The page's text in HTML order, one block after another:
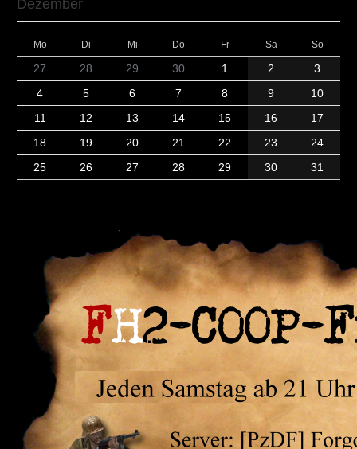
Dezember
Mo Di Mi Do Fr Sa So
27 28 29 30 1 2
3
4
5 6 7 8 9
10
11
12 13 14 15 16
17
18
19 20 21 22 23
24
25
26 27 28 29 30 31